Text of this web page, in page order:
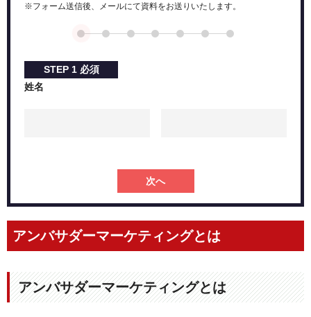
※フォーム送信後、メールにて資料をお送りいたします。
STEP 1 必須
姓名
次へ
アンバサダーマーケティングとは
アンバサダーマーケティングとは